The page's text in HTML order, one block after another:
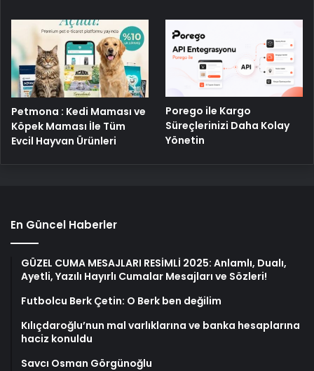
Petmona : Kedi Maması ve
Köpek Maması İle Tüm
Evcil Hayvan Ürünleri
Porego ile Kargo
Süreçlerinizi Daha Kolay
Yönetin
En Güncel Haberler
GÜZEL CUMA MESAJLARI RESİMLİ 2025: Anlamlı, Dualı,
Ayetli, Yazılı Hayırlı Cumalar Mesajları ve Sözleri!
Futbolcu Berk Çetin: O Berk ben değilim
Kılıçdaroğlu’nun mal varlıklarına ve banka hesaplarına
haciz konuldu
Savcı Osman Görgünoğlu